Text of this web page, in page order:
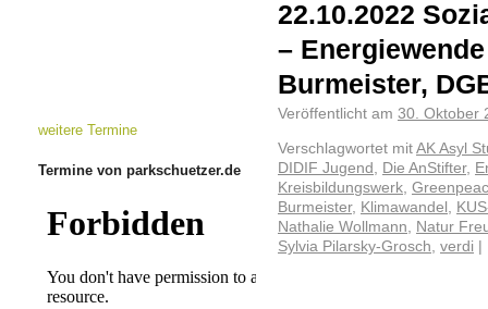
22.10.2022
–
Burmeister,
Veröffentlicht am 30. Oktober
Verschlagwortet mit AK Asyl
DIDIF Jugend , Die AnStifter,
Kreisbildungswerk,
Burmeister, Klimawandel ,
Nathalie Wollmann, Natur
Sylvia Pilarsky-Grosch, verdi
weitere Termine
Termine von parkschuetzer.de